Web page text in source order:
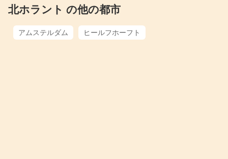
北ホラント の他の都市
アムステルダム ヒールフホーフト